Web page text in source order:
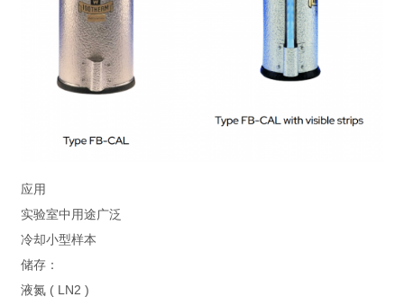
应用
实验室中用途广泛
冷却小型样本
储存：
液氮 ( LN2 )